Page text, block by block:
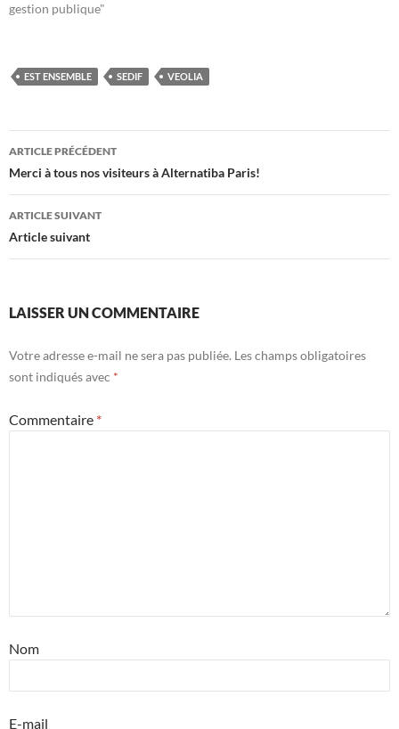
gestion publique"
EST ENSEMBLE SEDIF VEOLIA
Navigation
des
articles
ARTICLE PRÉCÉDENT
Merci à tous nos visiteurs à Alternatiba Paris!
ARTICLE SUIVANT
Article suivant
LAISSER UN COMMENTAIRE
Votre adresse e-mail ne sera pas publiée. Les champs obligatoires
sont indiqués avec *
Commentaire *
Nom
E-mail